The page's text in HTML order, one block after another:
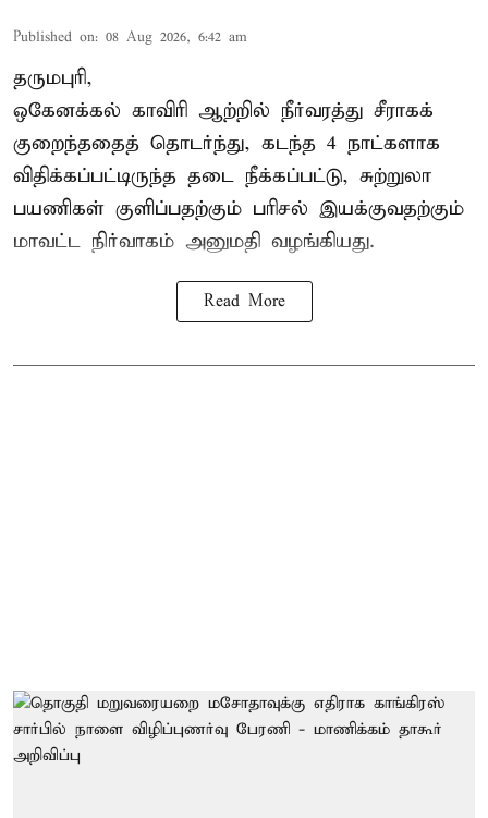
Published on: 08 Aug 2026, 6:42 am
தருமபுரி,
ஒகேனக்கல் காவிரி ஆற்றில் நீர்வரத்து சீராகக்
குறைந்ததைத் தொடர்ந்து, கடந்த 4 நாட்களாக
விதிக்கப்பட்டிருந்த தடை நீக்கப்பட்டு, சுற்றுலா
பயணிகள் குளிப்பதற்கும் பரிசல் இயக்குவதற்கும்
மாவட்ட நிர்வாகம் அனுமதி வழங்கியது.
Read More